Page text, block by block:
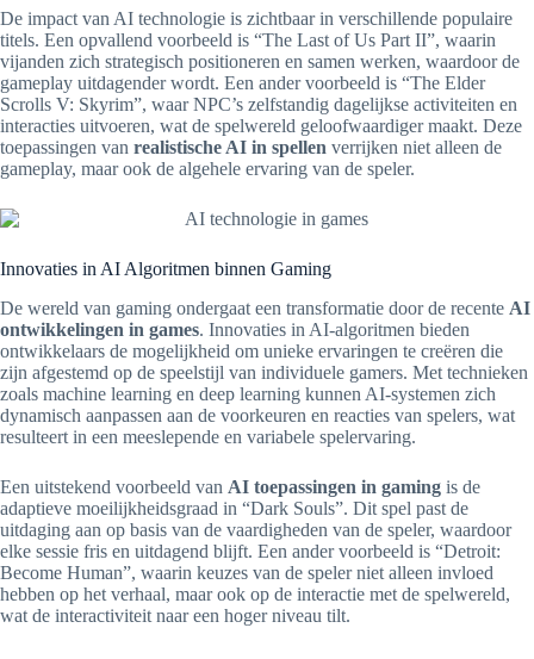
De impact van AI technologie is zichtbaar in verschillende populaire
titels. Een opvallend voorbeeld is “The Last of Us Part II”, waarin
vijanden zich strategisch positioneren en samen werken, waardoor de
gameplay uitdagender wordt. Een ander voorbeeld is “The Elder
Scrolls V: Skyrim”, waar NPC’s zelfstandig dagelijkse activiteiten en
interacties uitvoeren, wat de spelwereld geloofwaardiger maakt. Deze
toepassingen van realistische AI in spellen verrijken niet alleen de
gameplay, maar ook de algehele ervaring van de speler.
Innovaties in AI Algoritmen binnen Gaming
De wereld van gaming ondergaat een transformatie door de recente AI
ontwikkelingen in games. Innovaties in AI-algoritmen bieden
ontwikkelaars de mogelijkheid om unieke ervaringen te creëren die
zijn afgestemd op de speelstijl van individuele gamers. Met technieken
zoals machine learning en deep learning kunnen AI-systemen zich
dynamisch aanpassen aan de voorkeuren en reacties van spelers, wat
resulteert in een meeslepende en variabele spelervaring.
Een uitstekend voorbeeld van AI toepassingen in gaming is de
adaptieve moeilijkheidsgraad in “Dark Souls”. Dit spel past de
uitdaging aan op basis van de vaardigheden van de speler, waardoor
elke sessie fris en uitdagend blijft. Een ander voorbeeld is “Detroit:
Become Human”, waarin keuzes van de speler niet alleen invloed
hebben op het verhaal, maar ook op de interactie met de spelwereld,
wat de interactiviteit naar een hoger niveau tilt.